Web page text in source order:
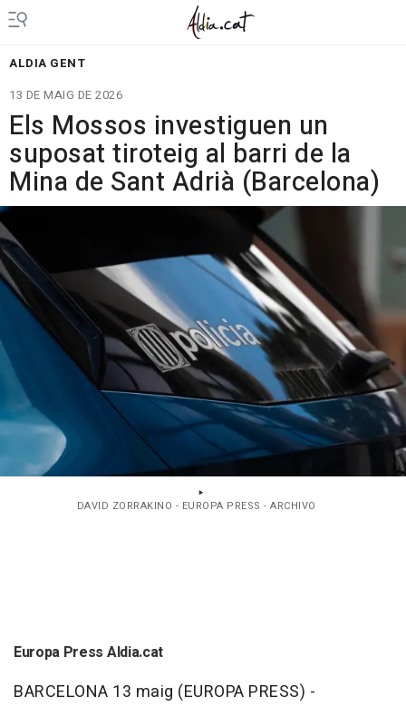
ALDIA GENT
13 DE MAIG DE 2026
Els Mossos investiguen un
suposat tiroteig al barri de la
Mina de Sant Adrià (Barcelona)
DAVID ZORRAKINO - EUROPA PRESS - ARCHIVO
Europa Press Aldia.cat
BARCELONA 13 maig (EUROPA PRESS) -